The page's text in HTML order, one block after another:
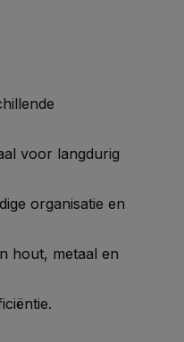
voor langdurig
organisatie en
hout, metaal en